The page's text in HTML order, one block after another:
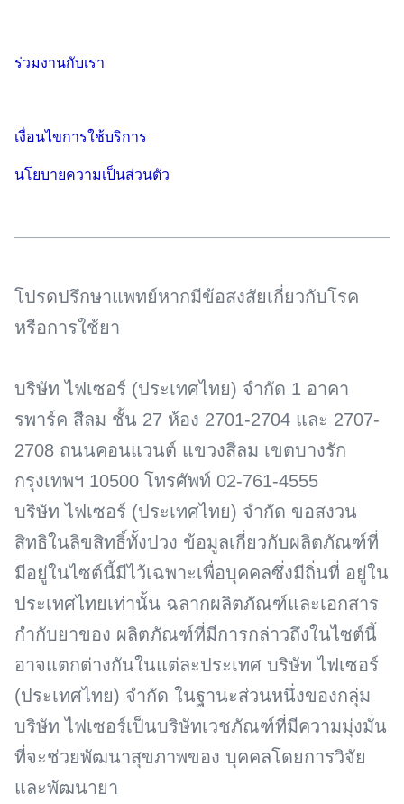
ร่วมงานกับเรา
เงื่อนไขการใช้บริการ
นโยบายความเป็นส่วนตัว
โปรดปรึกษาแพทย์หากมีข้อสงสัยเกี่ยวกับโรค
หรือการใช้ยา
บริษัท ไฟเซอร์ (ประเทศไทย) จำกัด 1 อาคา
รพาร์ค สีลม ชั้น 27 ห้อง 2701-2704 และ 2707-
2708 ถนนคอนแวนต์ แขวงสีลม เขตบางรัก
กรุงเทพฯ 10500 โทรศัพท์ 02-761-4555
บริษัท ไฟเซอร์ (ประเทศไทย) จำกัด ขอสงวน
สิทธิในลิขสิทธิ์ทั้งปวง ข้อมูลเกี่ยวกับผลิตภัณฑ์ที่
มีอยู่ในไซต์นี้มีไว้เฉพาะเพื่อบุคคลซึ่งมีถิ่นที่ อยู่ใน
ประเทศไทยเท่านั้น ฉลากผลิตภัณฑ์และเอกสาร
กำกับยาของ ผลิตภัณฑ์ที่มีการกล่าวถึงในไซต์นี้
อาจแตกต่างกันในแต่ละประเทศ บริษัท ไฟเซอร์
(ประเทศไทย) จำกัด ในฐานะส่วนหนึ่งของกลุ่ม
บริษัท ไฟเซอร์เป็นบริษัทเวชภัณฑ์ที่มีความมุ่งมั่น
ที่จะช่วยพัฒนาสุขภาพของ บุคคลโดยการวิจัย
และพัฒนายา